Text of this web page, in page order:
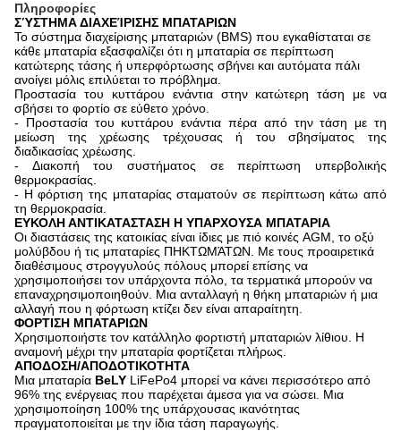
Πληροφορίες
ΣΎΣΤΗΜΑ ΔΙΑΧΕΊΡΙΣΗΣ ΜΠΑΤΑΡΙΩΝ
Το σύστημα διαχείρισης μπαταριών (BMS) που εγκαθίσταται σε
κάθε μπαταρία εξασφαλίζει ότι η μπαταρία σε περίπτωση
κατώτερης τάσης ή υπερφόρτωσης σβήνει και αυτόματα πάλι
ανοίγει μόλις επιλύεται το πρόβλημα.
Προστασία του κυττάρου ενάντια στην κατώτερη τάση με να
σβήσει το φορτίο σε εύθετο χρόνο.
- Προστασία του κυττάρου ενάντια πέρα από την τάση με τη
μείωση της χρέωσης τρέχουσας ή του σβησίματος της
διαδικασίας χρέωσης.
- Διακοπή του συστήματος σε περίπτωση υπερβολικής
θερμοκρασίας.
- Η φόρτιση της μπαταρίας σταματούν σε περίπτωση κάτω από
τη θερμοκρασία.
ΕΥΚΟΛΗ ΑΝΤΙΚΑΤΑΣΤΑΣΗ Η ΥΠΑΡΧΟΥΣΑ ΜΠΑΤΑΡΙΑ
Οι διαστάσεις της κατοικίας είναι ίδιες με πιό κοινές AGM, το οξύ
μολύβδου ή τις μπαταρίες ΠΗΚΤΩΜΆΤΩΝ. Με τους προαιρετικά
διαθέσιμους στρογγυλούς πόλους μπορεί επίσης να
χρησιμοποιήσει τον υπάρχοντα πόλο, τα τερματικά μπορούν να
επαναχρησιμοποιηθούν. Μια ανταλλαγή η θήκη μπαταριών ή μια
αλλαγή που η φόρτωση κτίζει δεν είναι απαραίτητη.
ΦΟΡΤΙΣΗ ΜΠΑΤΑΡΙΩΝ
Χρησιμοποιήστε τον κατάλληλο φορτιστή μπαταριών λίθιου. Η
αναμονή μέχρι την μπαταρία φορτίζεται πλήρως.
ΑΠΟΔΟΣΗ/ΑΠΟΔΟΤΙΚΟΤΗΤΑ
Μια μπαταρία BeLY LiFePo4 μπορεί να κάνει περισσότερο από
96% της ενέργειας που παρέχεται άμεσα για να σώσει. Μια
χρησιμοποίηση 100% της υπάρχουσας ικανότητας
πραγματοποιείται με την ίδια τάση παραγωγής.